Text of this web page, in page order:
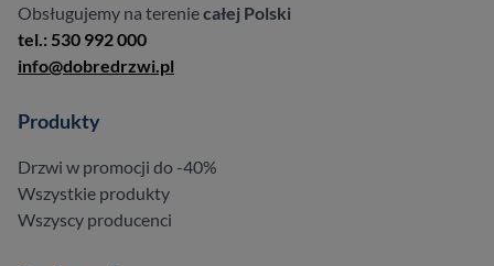
Obsługujemy na tereniecałej Polski
tel.: 530 992 000
info@dobredrzwi.pl
Produkty
Drzwi w promocji do -40%
Wszystkie produkty
Wszyscy producenci